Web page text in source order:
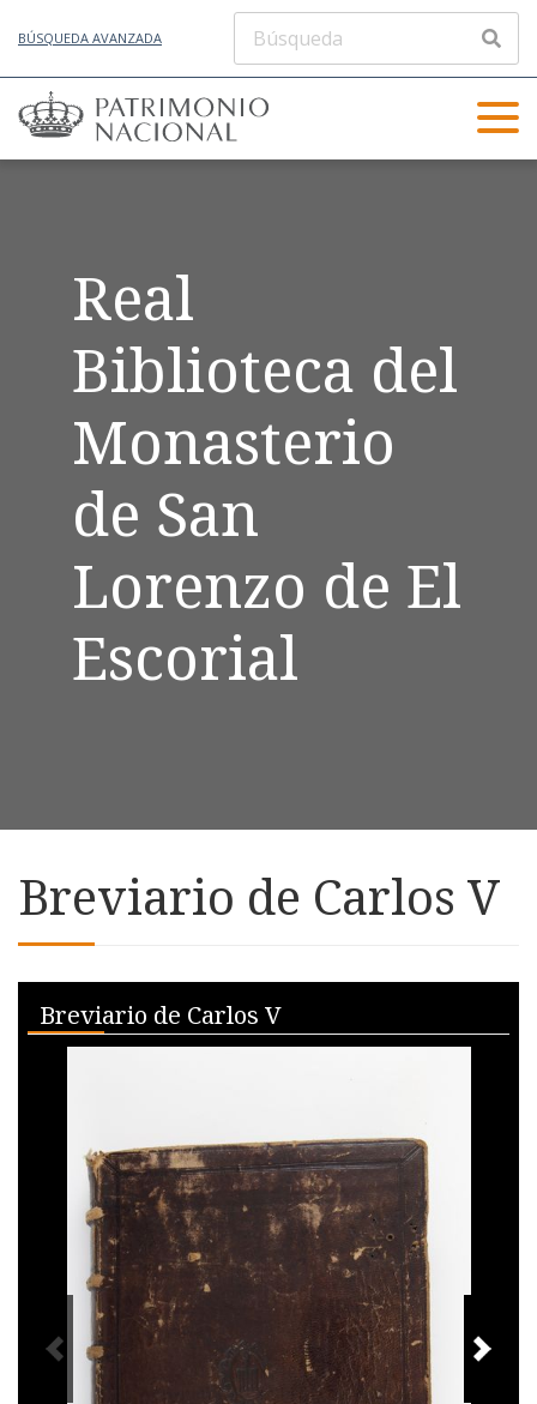
BÚSQUEDA AVANZADA
Real
Biblioteca del
Monasterio
de San
Lorenzo de El
Escorial
Breviario de Carlos V
Media Viewer
Breviario de Carlos V